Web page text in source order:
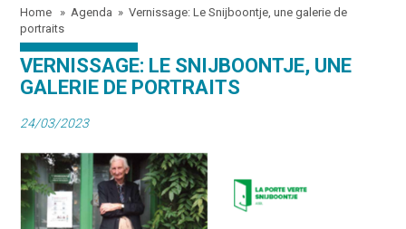
Home »Agenda »Vernissage: Le Snijboontje, une galerie de
portraits
VERNISSAGE: LE SNIJBOONTJE, UNE
GALERIE DE PORTRAITS
24/03/2023